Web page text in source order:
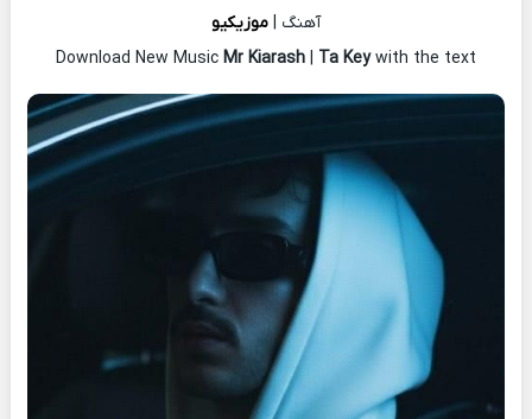
آهنگ | موزیکیو
Download New Music Mr Kiarash | Ta Keywith the text